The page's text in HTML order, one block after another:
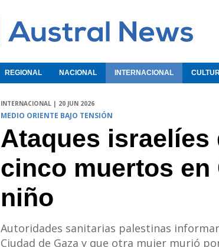
REGIONAL NACIONAL INTERNACIONAL
INTERNACIONAL | 20 JUN 2026
MEDIO ORIENTE BAJO TENSIÓN
Ataques israelíes
cinco muertos en
niño
Autoridades sanitarias palestinas
Ciudad de Gaza y que otra mujer murió